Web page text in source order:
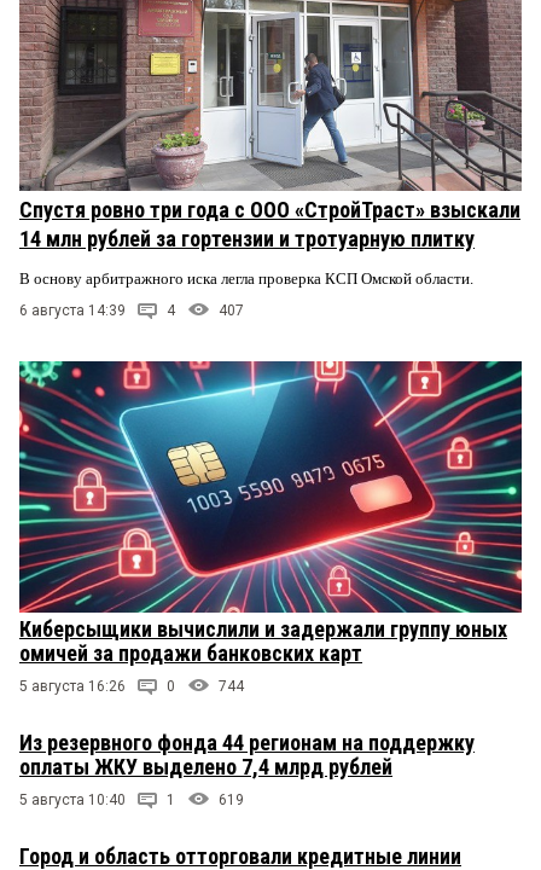
Спустя ровно три года с ООО «СтройТраст» взыскали
14 млн рублей за гортензии и тротуарную плитку
В основу арбитражного иска легла проверка КСП Омской области.
6 августа 14:39 4 407
Киберсыщики вычислили и задержали группу юных
омичей за продажи банковских карт
5 августа 16:26 0 744
Из резервного фонда 44 регионам на поддержку
оплаты ЖКУ выделено 7,4 млрд рублей
5 августа 10:40 1 619
Город и область отторговали кредитные линии